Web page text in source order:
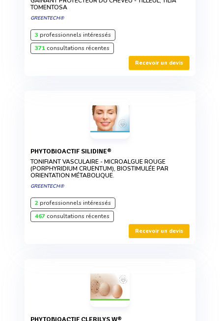
TOMENTOSA
GREENTECH®
3 professionnels intéressés
371consultations récentes
Recevoir un devis
PHYTOBIOACTIF SILIDINE®
TONIFIANT VASCULAIRE - MICROALGUE ROUGE
(PORPHYRIDIUM CRUENTUM), BIOSTIMULÉE PAR
ORIENTATION MÉTABOLIQUE.
GREENTECH®
2professionnels intéressés
467consultations récentes
Recevoir un devis
PHYTOBIOACTIF CLERILYS W®